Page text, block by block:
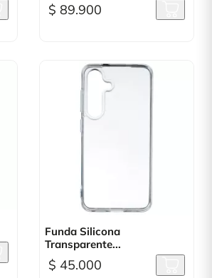
$ 89.900
Vista rápida
Funda Silicona
Transparente...
$ 45.000